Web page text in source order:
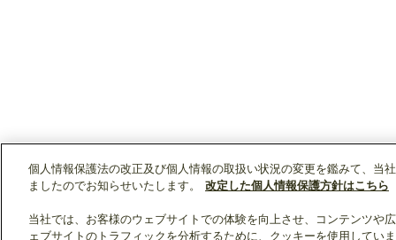
個人情報保護法の改正及び個人情報の取扱い状況の変更を鑑みて、当
ましたのでお知らせいたします。
改定した個人情報保護方針はこちら
当社では、お客様のウェブサイトでの体験を向上させ、コンテンツや
ェブサイトのトラフィックを分析するために、クッキーを使用してい